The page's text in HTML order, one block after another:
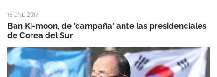
15 ENE 2017
Ban Ki-moon, de 'campaña' ante las presidenciales
de Corea del Sur